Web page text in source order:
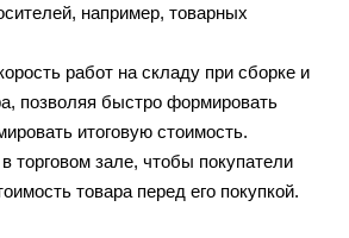
например, товарных
работ на складу при сборке и
позволяя быстро формировать
итоговую стоимость.
торговом зале, чтобы покупатели
товара перед его покупкой.